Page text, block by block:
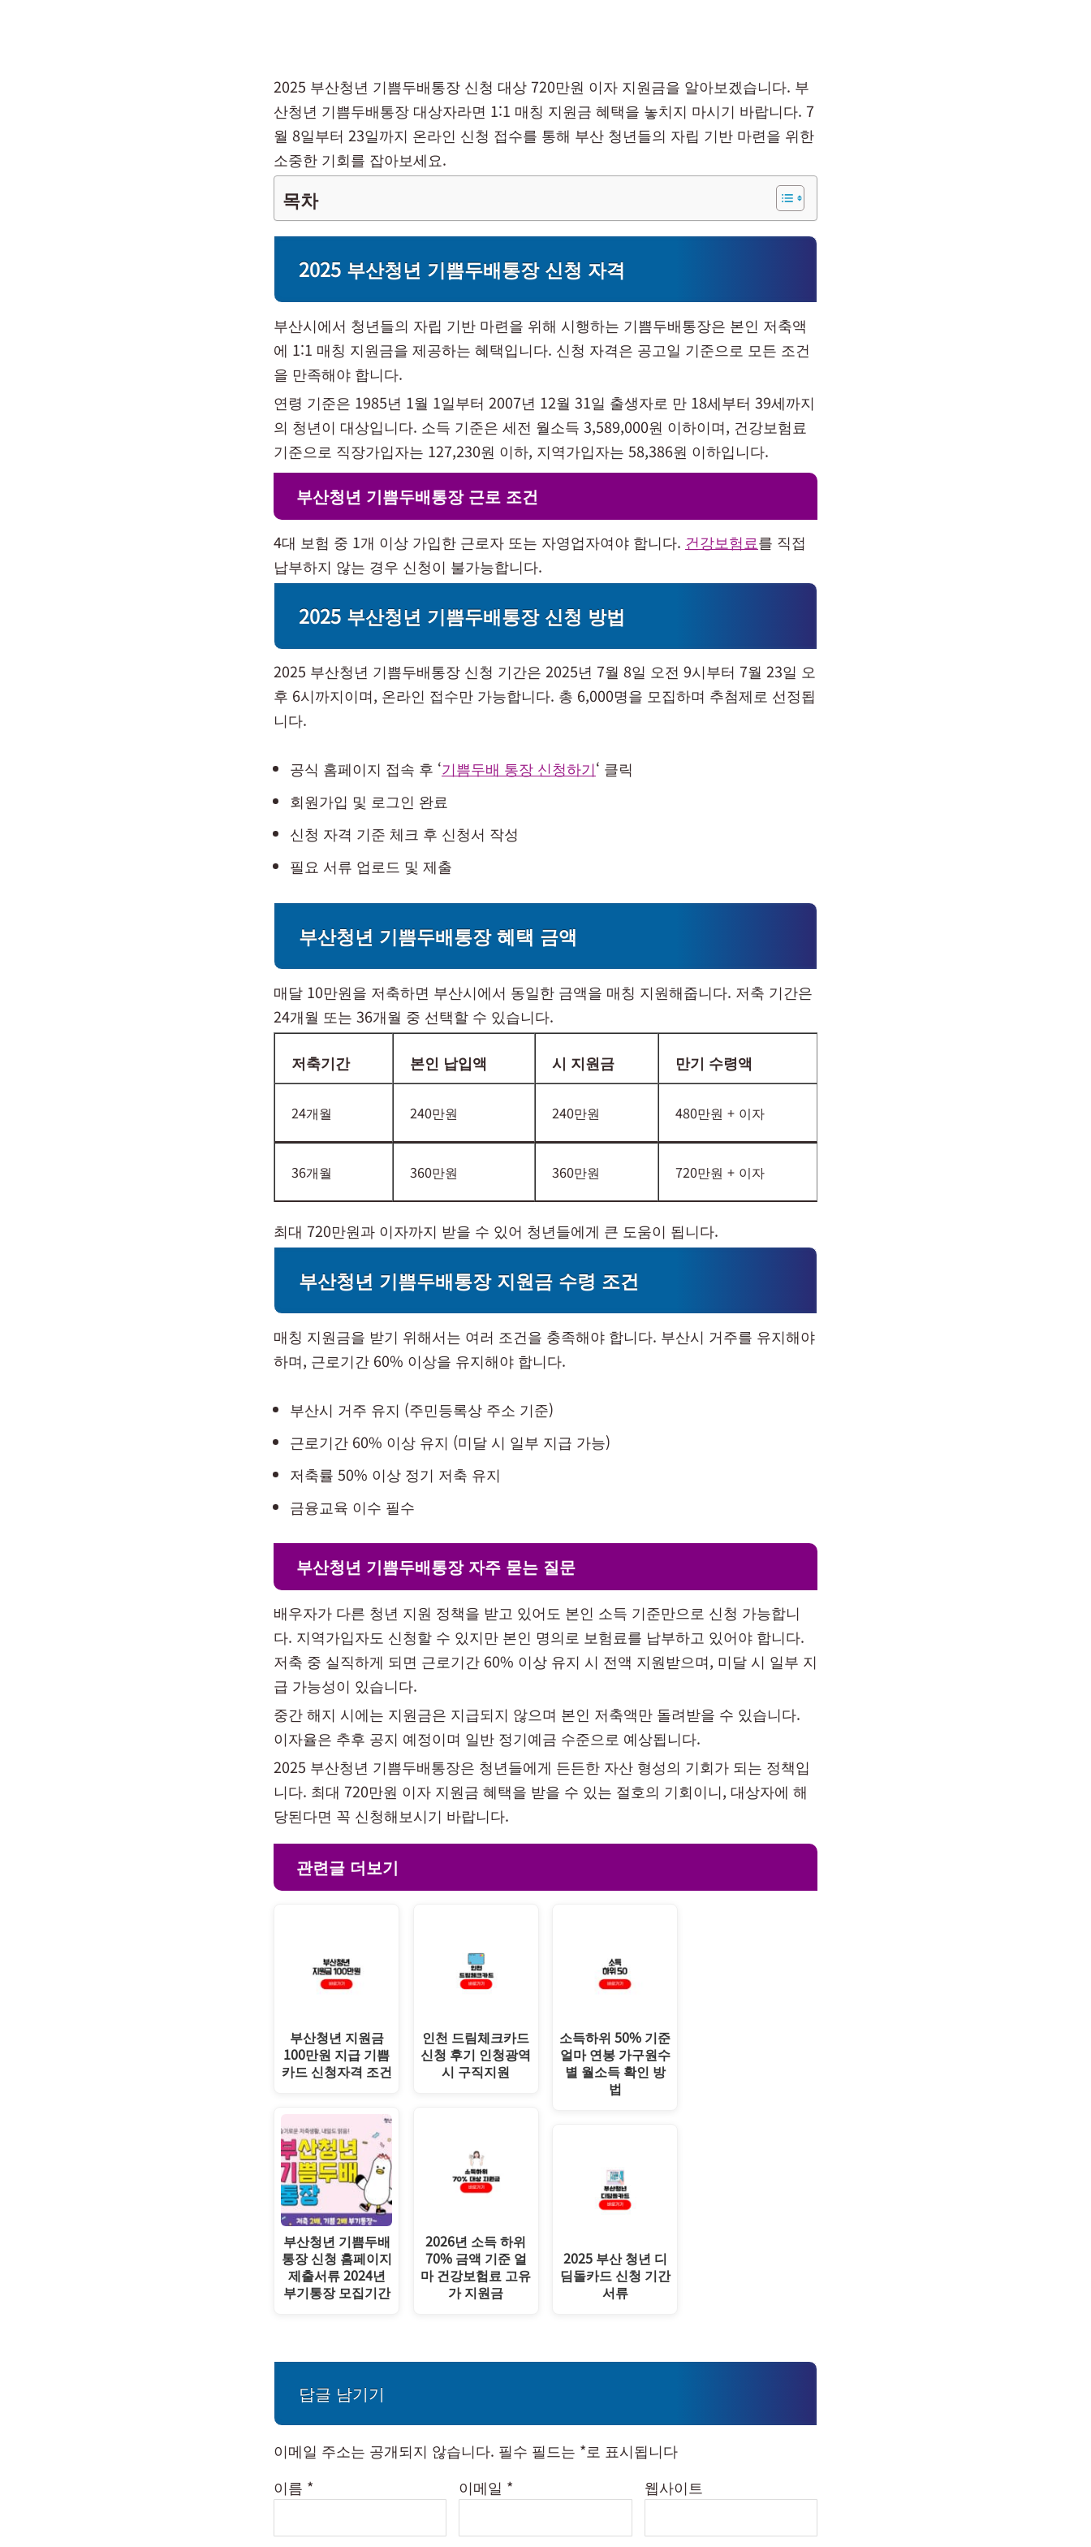
2025 부산청년 기쁨두배통장 신청 대상 720만원 이자 지원금을 알아보겠습니다. 부
산청년 기쁨두배통장 대상자라면 1:1 매칭 지원금 혜택을 놓치지 마시기 바랍니다. 7
월 8일부터 23일까지 온라인 신청 접수를 통해 부산 청년들의 자립 기반 마련을 위한
소중한 기회를 잡아보세요.
목차
2025 부산청년 기쁨두배통장 신청 자격
부산시에서 청년들의 자립 기반 마련을 위해 시행하는 기쁨두배통장은 본인 저축액
에 1:1 매칭 지원금을 제공하는 혜택입니다. 신청 자격은 공고일 기준으로 모든 조건
을 만족해야 합니다.
연령 기준은 1985년 1월 1일부터 2007년 12월 31일 출생자로 만 18세부터 39세까지
의 청년이 대상입니다. 소득 기준은 세전 월소득 3,589,000원 이하이며, 건강보험료
기준으로 직장가입자는 127,230원 이하, 지역가입자는 58,386원 이하입니다.
부산청년 기쁨두배통장 근로 조건
4대 보험 중 1개 이상 가입한 근로자 또는 자영업자여야 합니다. 건강보험료를 직접
납부하지 않는 경우 신청이 불가능합니다.
2025 부산청년 기쁨두배통장 신청 방법
2025 부산청년 기쁨두배통장 신청 기간은 2025년 7월 8일 오전 9시부터 7월 23일 오
후 6시까지이며, 온라인 접수만 가능합니다. 총 6,000명을 모집하며 추첨제로 선정됩
니다.
공식 홈페이지 접속 후 ‘기쁨두배 통장 신청하기‘ 클릭
회원가입 및 로그인 완료
신청 자격 기준 체크 후 신청서 작성
필요 서류 업로드 및 제출
부산청년 기쁨두배통장 혜택 금액
매달 10만원을 저축하면 부산시에서 동일한 금액을 매칭 지원해줍니다. 저축 기간은
24개월 또는 36개월 중 선택할 수 있습니다.
저축기간 본인 납입액 시 지원금 만기 수령액
24개월 240만원 240만원 480만원 + 이자
36개월 360만원 360만원 720만원 + 이자
최대 720만원과 이자까지 받을 수 있어 청년들에게 큰 도움이 됩니다.
부산청년 기쁨두배통장 지원금 수령 조건
매칭 지원금을 받기 위해서는 여러 조건을 충족해야 합니다. 부산시 거주를 유지해야
하며, 근로기간 60% 이상을 유지해야 합니다.
부산시 거주 유지 (주민등록상 주소 기준)
근로기간 60% 이상 유지 (미달 시 일부 지급 가능)
저축률 50% 이상 정기 저축 유지
금융교육 이수 필수
부산청년 기쁨두배통장 자주 묻는 질문
배우자가 다른 청년 지원 정책을 받고 있어도 본인 소득 기준만으로 신청 가능합니
다. 지역가입자도 신청할 수 있지만 본인 명의로 보험료를 납부하고 있어야 합니다.
저축 중 실직하게 되면 근로기간 60% 이상 유지 시 전액 지원받으며, 미달 시 일부 지
급 가능성이 있습니다.
중간 해지 시에는 지원금은 지급되지 않으며 본인 저축액만 돌려받을 수 있습니다.
이자율은 추후 공지 예정이며 일반 정기예금 수준으로 예상됩니다.
2025 부산청년 기쁨두배통장은 청년들에게 든든한 자산 형성의 기회가 되는 정책입
니다. 최대 720만원 이자 지원금 혜택을 받을 수 있는 절호의 기회이니, 대상자에 해
당된다면 꼭 신청해보시기 바랍니다.
관련글 더보기
부산청년 지원금
100만원 지급 기쁨
카드 신청자격 조건
부산청년 기쁨두배
통장 신청 홈페이지
제출서류 2024년
부기통장 모집기간
인천 드림체크카드
신청 후기 인청광역
시 구직지원
2026년 소득 하위
70% 금액 기준 얼
마 건강보험료 고유
가 지원금
소득하위 50% 기준
얼마 연봉 가구원수
별 월소득 확인 방
법
2025 부산 청년 디
딤돌카드 신청 기간
서류
답글 남기기
이메일 주소는 공개되지 않습니다. 필수 필드는 *로 표시됩니다
이름 * 이메일 * 웹사이트